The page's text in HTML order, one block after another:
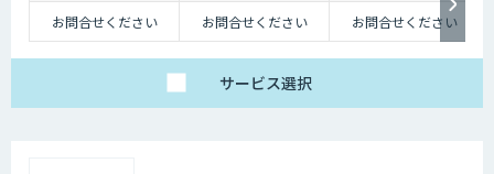
お問合せください
お問合せください お問合せください
サービス選択